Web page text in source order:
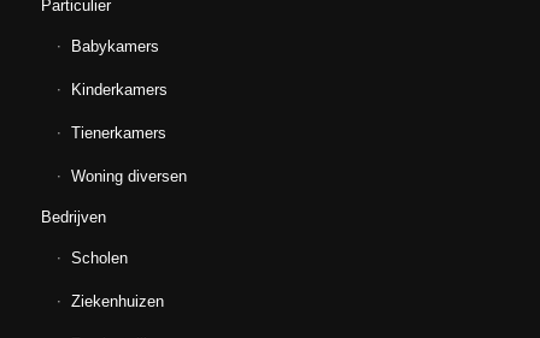
Particulier
Babykamers
Kinderkamers
Tienerkamers
Woning diversen
Bedrijven
Scholen
Ziekenhuizen